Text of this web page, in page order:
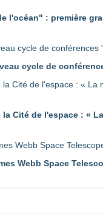
l'océan" : première
cycle de
Cité de l'espace : «
Webb Space